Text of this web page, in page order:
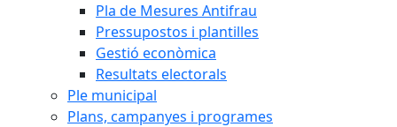
Pla de Mesures Antifrau
Pressupostos i plantilles
Gestió econòmica
Resultats electorals
Ple municipal
Plans, campanyes i programes